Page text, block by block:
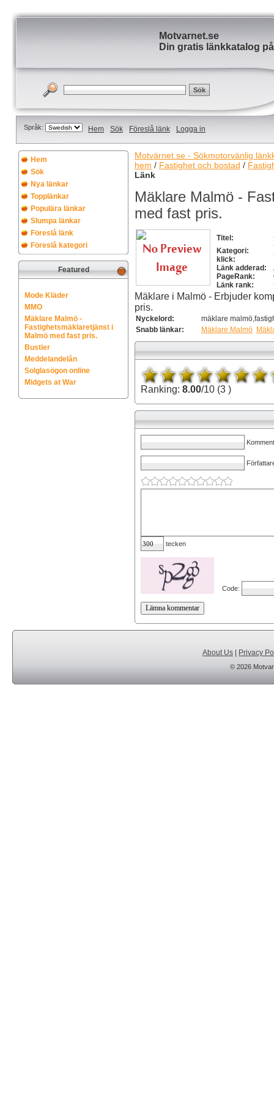
Motvarnet.se
Din gratis länkkatalog
Språk: Hem Sök Föreslå länk Logga in
Hem
Sök
Nya länkar
Topplänkar
Populära länkar
Slumpa länkar
Föreslå länk
Föreslå kategori
Featured
Mode Kläder
MMO
Mäklare Malmö -
Fastighetsmäklaretjänst i
Malmö med fast pris.
Bustier
Meddelandelån
Solglasögon online
Midgets at War
Motvärnet.se - Sökmotorvänlig
hem / Fastighet och bostad /
Länk
Mäklare Malmö -
med fast pris.
Titel:
Kategori:
klick:
Länk adderad:
PageRank:
Länk rank:
Mäklare i Malmö - Erbjuder
pris.
Nyckelord:
mäklare
Snabb länkar:
Mäklare Malmö
Ranking: 8.00/10 (3 )
tecken
Code:
About Us Privacy
© 2026